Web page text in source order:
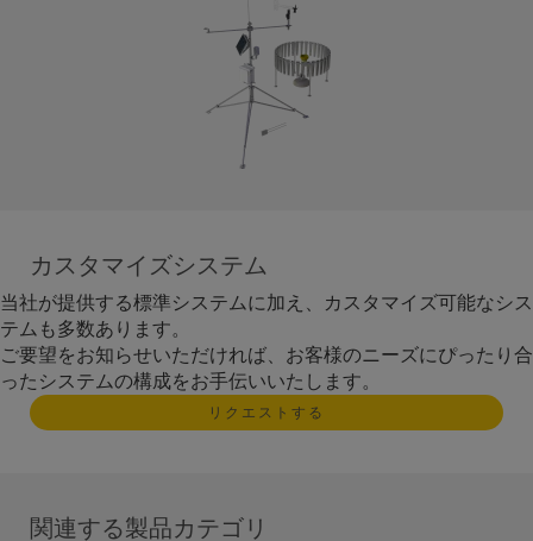
カスタマイズシステム
当社が提供する標準システムに加え、カスタマイズ可能なシス
テムも多数あります。
ご要望をお知らせいただければ、お客様のニーズにぴったり合
ったシステムの構成をお手伝いいたします。
リクエストする
関連する製品カテゴリ